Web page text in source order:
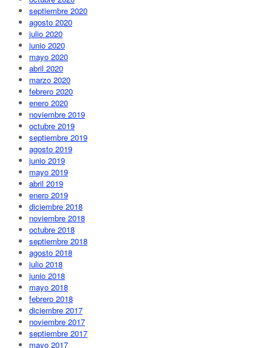
septiembre 2020
agosto 2020
julio 2020
junio 2020
mayo 2020
abril 2020
marzo 2020
febrero 2020
enero 2020
noviembre 2019
octubre 2019
septiembre 2019
agosto 2019
junio 2019
mayo 2019
abril 2019
enero 2019
diciembre 2018
noviembre 2018
octubre 2018
septiembre 2018
agosto 2018
julio 2018
junio 2018
mayo 2018
febrero 2018
diciembre 2017
noviembre 2017
septiembre 2017
mayo 2017